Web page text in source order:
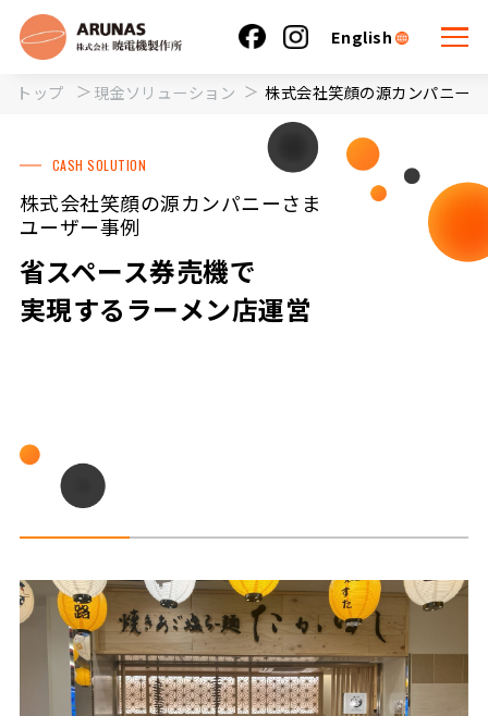
English
トップ 現金ソリューション 株式会社笑顔の源カンパニー
CASH SOLUTION
株式会社笑顔の源カンパニーさま
ユーザー事例
省スペース券売機で
実現するラーメン店運営